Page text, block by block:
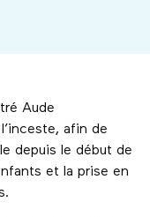
Aude
afin de
depuis le début de
et la prise en